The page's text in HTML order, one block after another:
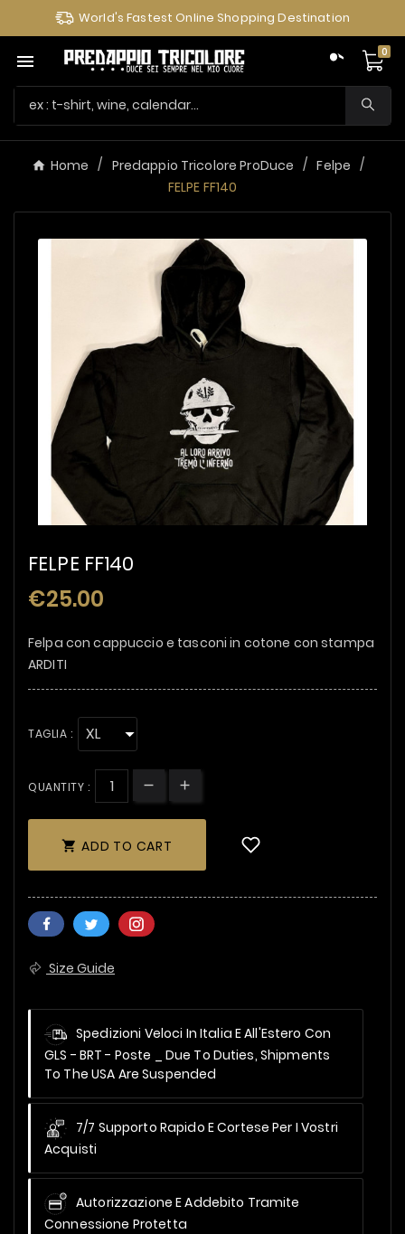
World's Fastest Online Shopping Destination
 0
Home Predappio Tricolore ProDuce
Felpe
FELPE FF140
FELPE FF140
€25.00
Felpa con cappuccio e tasconi in cotone con stampa
ARDITI
TAGLIA :
QUANTITY :
 ADD TO CART
Size Guide
Spedizioni Veloci In Italia E All'Estero Con
GLS - BRT - Poste _ Due To Duties, Shipments
To The USA Are Suspended
7/7 Supporto Rapido E Cortese Per I Vostri
Acquisti
Autorizzazione E Addebito Tramite
Connessione Protetta